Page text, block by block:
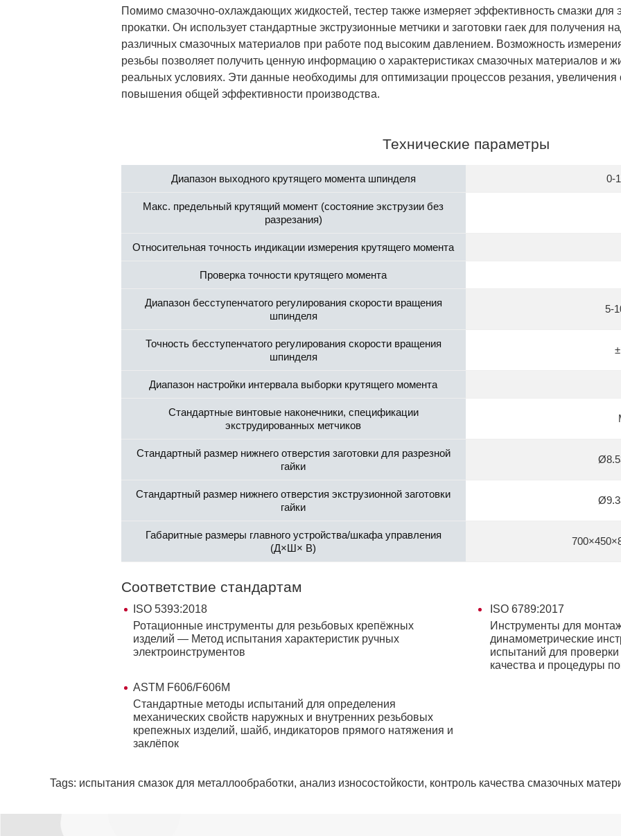
Помимо смазочно-охлаждающих жидкостей, тестер также измеряет эффективность смазки для
прокатки. Он использует стандартные экструзионные метчики и заготовки гаек для
различных смазочных материалов при работе под высоким давлением. Возможность
резьбы позволяет получить ценную информацию о характеристиках смазочных материалов и
реальных условиях. Эти данные необходимы для оптимизации процессов резания, увеличения
повышения общей эффективности производства.
Технические параметры
Диапазон выходного крутящего момента шпинделя 0-
Макс. предельный крутящий момент (состояние экструзии без
разрезания)
Относительная точность индикации измерения крутящего момента
Проверка точности крутящего момента
Диапазон бесступенчатого регулирования скорости вращения
шпинделя
5-
Точность бесступенчатого регулирования скорости вращения
шпинделя
Диапазон настройки интервала выборки крутящего момента
Стандартные винтовые наконечники, спецификации
экструдированных метчиков
Стандартный размер нижнего отверстия заготовки для разрезной
гайки
Стандартный размер нижнего отверстия экструзионной заготовки
гайки
Габаритные размеры главного устройства/шкафа управления
(Д×Ш× В)
Соответствие стандартам
ISO 5393:2018
Ротационные инструменты для резьбовых крепёжных
изделий — Метод испытания характеристик ручных
электроинструментов
ISO 6789:2017
Инструменты для
динамометрические
испытаний для проверки
качества и процедуры
ASTM F606/F606M
Стандартные методы испытаний для определения
механических свойств наружных и внутренних резьбовых
крепежных изделий, шайб, индикаторов прямого натяжения и
заклёпок
Tags: испытания смазок для металлообработки, анализ износостойкости, контроль качества смазочных